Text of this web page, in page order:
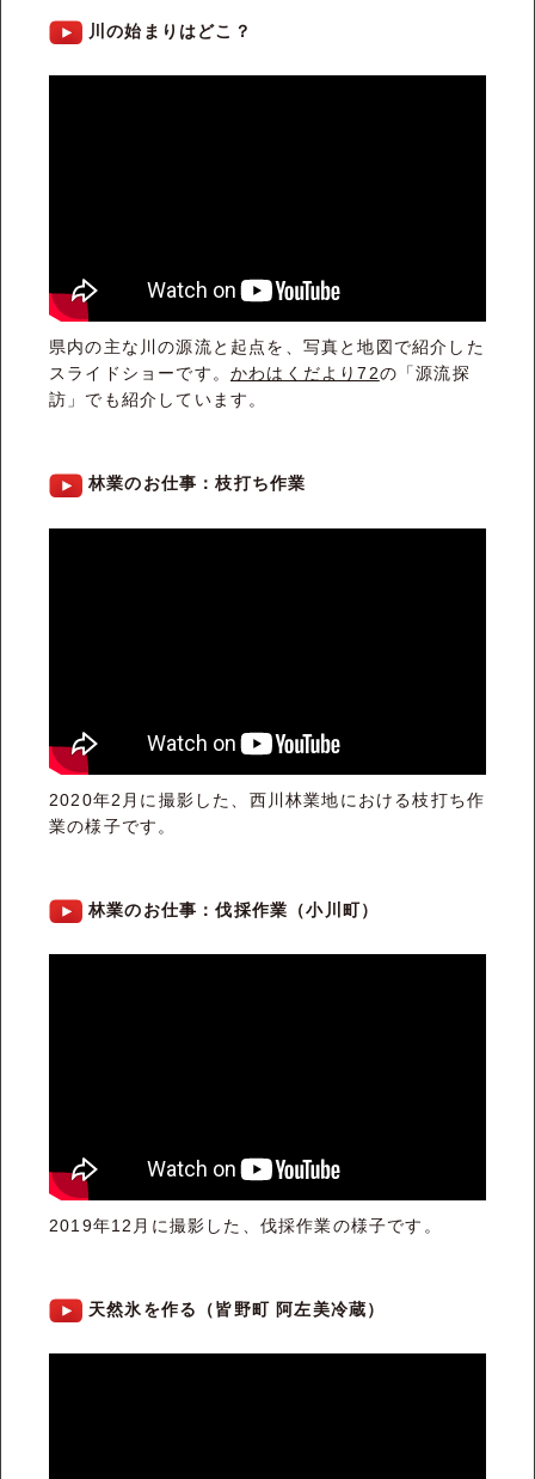
川の始まりはどこ？
県内の主な川の源流と起点を、写真と地図で紹介した
スライドショーです。 かわはくだより72の「源流探
訪」でも紹介しています。
林業のお仕事：枝打ち作業
2020年2月に撮影した、西川林業地における枝打ち作
業の様子です。
林業のお仕事：伐採作業（小川町）
2019年12月に撮影した、伐採作業の様子です。
天然氷を作る（皆野町 阿左美冷蔵）